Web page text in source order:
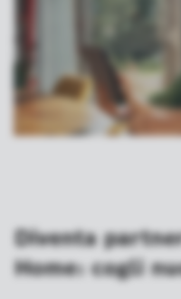
Diventa
Home: cogli